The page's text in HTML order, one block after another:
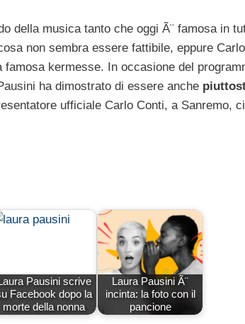
della musica tanto che oggi Ã¨ famosa in
non sembra essere fattibile, eppure Carlo
kermesse. In occasione del
ha dimostrato di essere anche
ufficiale Carlo Conti, a Sanremo, ci
Pausini scrive
Facebook dopo la
morte della nonna
Laura Pausini Ã¨
incinta: la foto con il
pancione